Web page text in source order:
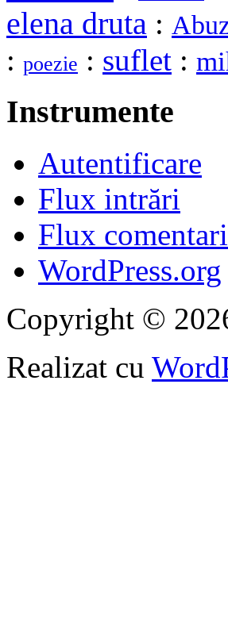
elena druta :
: poezie : suflet :
Instrumente
Autentificare
Flux intrări
Flux
WordPress.org
Copyright ©
Realizat cu